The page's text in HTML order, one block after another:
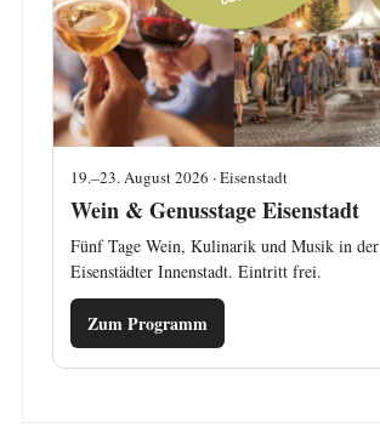
19.–23. August 2026 · Eisenstadt
Wein & Genusstage Eisenstadt
Fünf Tage Wein, Kulinarik und Musik in der
Eisenstädter Innenstadt. Eintritt frei.
Zum Programm